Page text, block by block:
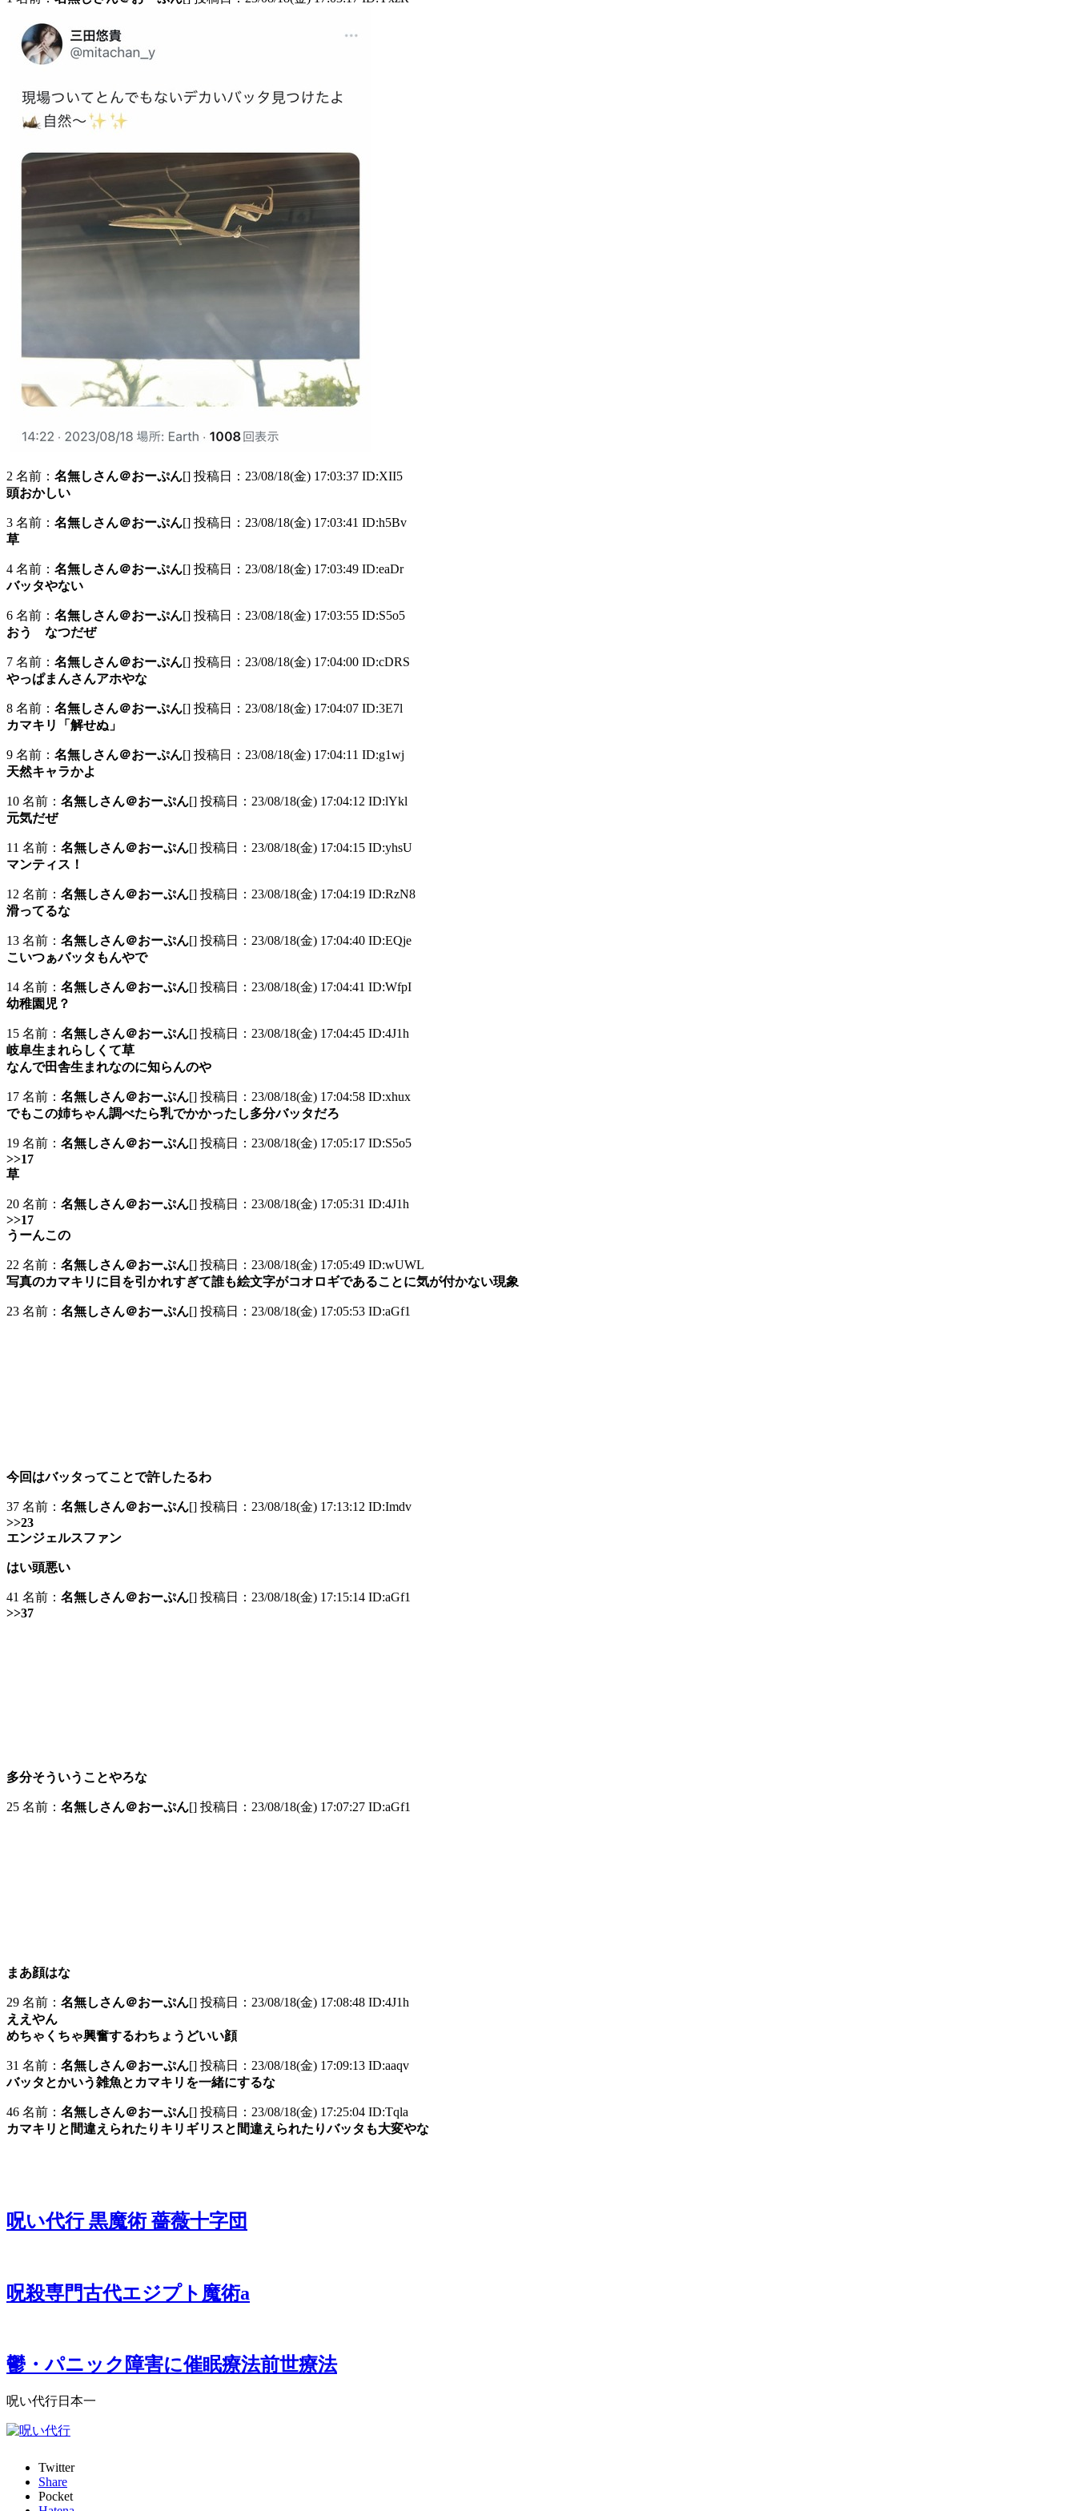
2 名前： 名無しさん＠おーぷん[] 投稿日：23/08/18(金) 17:03:37 ID:XII5
頭おかしい
3 名前： 名無しさん＠おーぷん[] 投稿日：23/08/18(金) 17:03:41 ID:h5Bv
草
4 名前： 名無しさん＠おーぷん[] 投稿日：23/08/18(金) 17:03:49 ID:eaDr
バッタやない
6 名前： 名無しさん＠おーぷん[] 投稿日：23/08/18(金) 17:03:55 ID:S5o5
おう なつだぜ
7 名前： 名無しさん＠おーぷん[] 投稿日：23/08/18(金) 17:04:00 ID:cDRS
やっぱまんさんアホやな
8 名前： 名無しさん＠おーぷん[] 投稿日：23/08/18(金) 17:04:07 ID:3E7l
カマキリ「解せぬ」
9 名前： 名無しさん＠おーぷん[] 投稿日：23/08/18(金) 17:04:11 ID:g1wj
天然キャラかよ
10 名前： 名無しさん＠おーぷん[] 投稿日：23/08/18(金) 17:04:12 ID:lYkl
元気だぜ
11 名前： 名無しさん＠おーぷん[] 投稿日：23/08/18(金) 17:04:15 ID:yhsU
マンティス！
12 名前： 名無しさん＠おーぷん[] 投稿日：23/08/18(金) 17:04:19 ID:RzN8
滑ってるな
13 名前： 名無しさん＠おーぷん[] 投稿日：23/08/18(金) 17:04:40 ID:EQje
こいつぁバッタもんやで
14 名前： 名無しさん＠おーぷん[] 投稿日：23/08/18(金) 17:04:41 ID:WfpI
幼稚園児？
15 名前： 名無しさん＠おーぷん[] 投稿日：23/08/18(金) 17:04:45 ID:4J1h
岐阜生まれらしくて草
なんで田舎生まれなのに知らんのや
17 名前： 名無しさん＠おーぷん[] 投稿日：23/08/18(金) 17:04:58 ID:xhux
でもこの姉ちゃん調べたら乳でかかったし多分バッタだろ
19 名前： 名無しさん＠おーぷん[] 投稿日：23/08/18(金) 17:05:17 ID:S5o5
>>17
草
20 名前： 名無しさん＠おーぷん[] 投稿日：23/08/18(金) 17:05:31 ID:4J1h
>>17
うーんこの
22 名前： 名無しさん＠おーぷん[] 投稿日：23/08/18(金) 17:05:49 ID:wUWL
写真のカマキリに目を引かれすぎて誰も絵文字がコオロギであることに気が付かない現象
23 名前： 名無しさん＠おーぷん[] 投稿日：23/08/18(金) 17:05:53 ID:aGf1
今回はバッタってことで許したるわ
37 名前： 名無しさん＠おーぷん[] 投稿日：23/08/18(金) 17:13:12 ID:Imdv
>>23
エンジェルスファン
はい頭悪い
41 名前： 名無しさん＠おーぷん[] 投稿日：23/08/18(金) 17:15:14 ID:aGf1
>>37
多分そういうことやろな
25 名前： 名無しさん＠おーぷん[] 投稿日：23/08/18(金) 17:07:27 ID:aGf1
まあ顔はな
29 名前： 名無しさん＠おーぷん[] 投稿日：23/08/18(金) 17:08:48 ID:4J1h
ええやん
めちゃくちゃ興奮するわちょうどいい顔
31 名前： 名無しさん＠おーぷん[] 投稿日：23/08/18(金) 17:09:13 ID:aaqv
バッタとかいう雑魚とカマキリを一緒にするな
46 名前： 名無しさん＠おーぷん[] 投稿日：23/08/18(金) 17:25:04 ID:Tqla
カマキリと間違えられたりキリギリスと間違えられたりバッタも大変やな
呪い代行 黒魔術 薔薇十字団
呪殺専門古代エジプト魔術a
鬱・パニック障害に催眠療法前世療法
呪い代行日本一
Twitter
Share
Pocket